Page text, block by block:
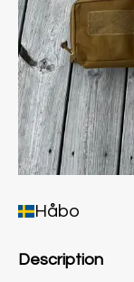
Håbo
Description